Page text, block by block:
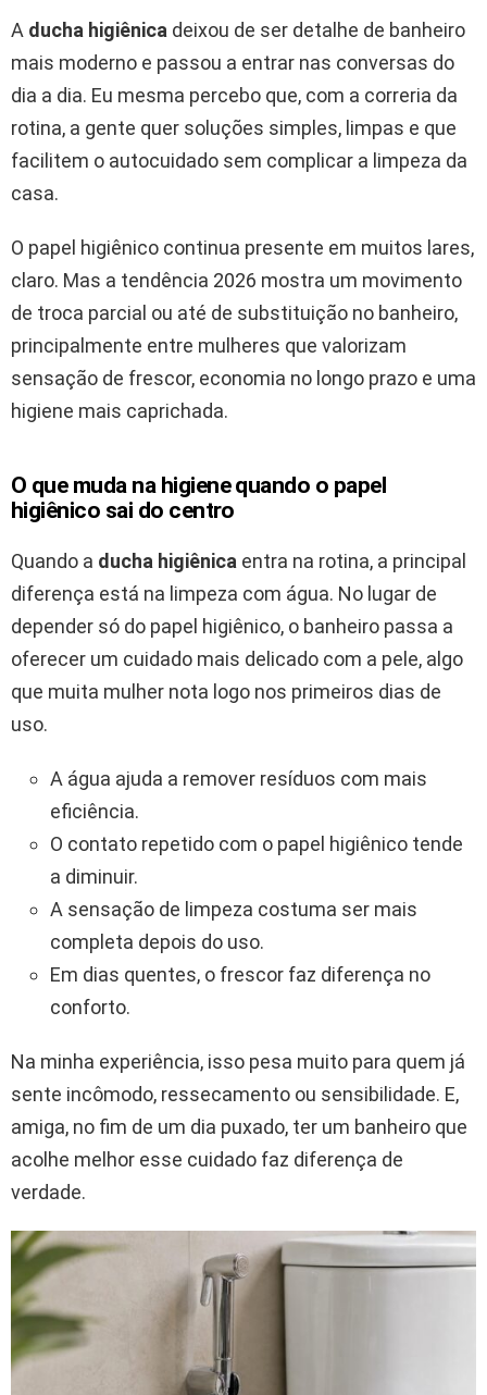
A ducha higiênica deixou de ser detalhe de banheiro
mais moderno e passou a entrar nas conversas do
dia a dia. Eu mesma percebo que, com a correria da
rotina, a gente quer soluções simples, limpas e que
facilitem o autocuidado sem complicar a limpeza da
casa.
O papel higiênico continua presente em muitos lares,
claro. Mas a tendência 2026 mostra um movimento
de troca parcial ou até de substituição no banheiro,
principalmente entre mulheres que valorizam
sensação de frescor, economia no longo prazo e uma
higiene mais caprichada.
O que muda na higiene quando o papel
higiênico sai do centro
Quando a ducha higiênica entra na rotina, a principal
diferença está na limpeza com água. No lugar de
depender só do papel higiênico, o banheiro passa a
oferecer um cuidado mais delicado com a pele, algo
que muita mulher nota logo nos primeiros dias de
uso.
A água ajuda a remover resíduos com mais
eficiência.
O contato repetido com o papel higiênico tende
a diminuir.
A sensação de limpeza costuma ser mais
completa depois do uso.
Em dias quentes, o frescor faz diferença no
conforto.
Na minha experiência, isso pesa muito para quem já
sente incômodo, ressecamento ou sensibilidade. E,
amiga, no fim de um dia puxado, ter um banheiro que
acolhe melhor esse cuidado faz diferença de
verdade.